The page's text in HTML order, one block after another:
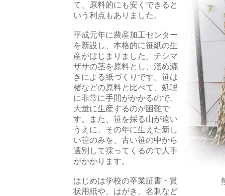
て、原料的にも安くできると
いう利点もありました。
平成元年に農産加工センター
を新設し、本格的に笹紙の生
産がはじまりました。チシマ
ザサの茎を原料とし、溜め漉
きによる紙づくりです。笹は
楮などの原料と比べて、処理
に非常に手間がかかるので、
大量に生産するのが困難で
す。また、笹を採る山が遠い
うえに、その年に生えた新し
い笹のみを、古い笹の中から
選別して採ってくるので人手
がかかります。
はじめは学校の卒業証書・賞
状用紙や、はがき、名刺など